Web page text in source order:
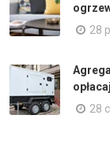
28
28